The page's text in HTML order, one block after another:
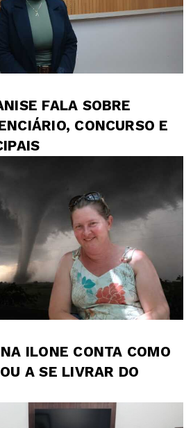
FALA SOBRE
CONCURSO E
ILONE CONTA COMO
A SE LIVRAR DO